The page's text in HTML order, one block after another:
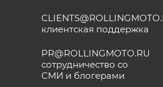
клиентская поддержка
PR@ROLLINGMOTO.RU
сотрудничество со
СМИ и блогерами